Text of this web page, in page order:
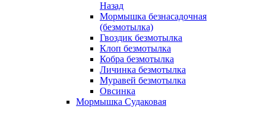
Назад
Мормышка безнасадочная
(безмотылка)
Гвоздик безмотылка
Клоп безмотылка
Кобра безмотылка
Личинка безмотылка
Муравей безмотылка
Овсинка
Мормышка Судаковая